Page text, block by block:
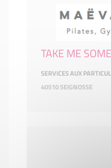
TAKE ME
SERVICES AUX
40510 SEIGNOSSE